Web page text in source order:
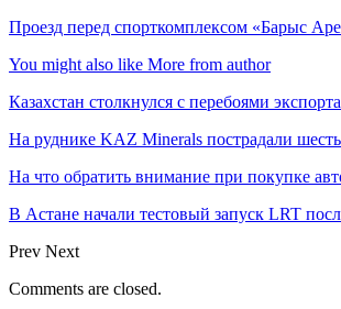
Проезд перед спорткомплексом «Барыс
You might also like More from author
Казахстан столкнулся с перебоями
На руднике KAZ Minerals пострадали
На что обратить внимание при покупке
В Астане начали тестовый запуск LRT
Prev Next
Comments are closed.